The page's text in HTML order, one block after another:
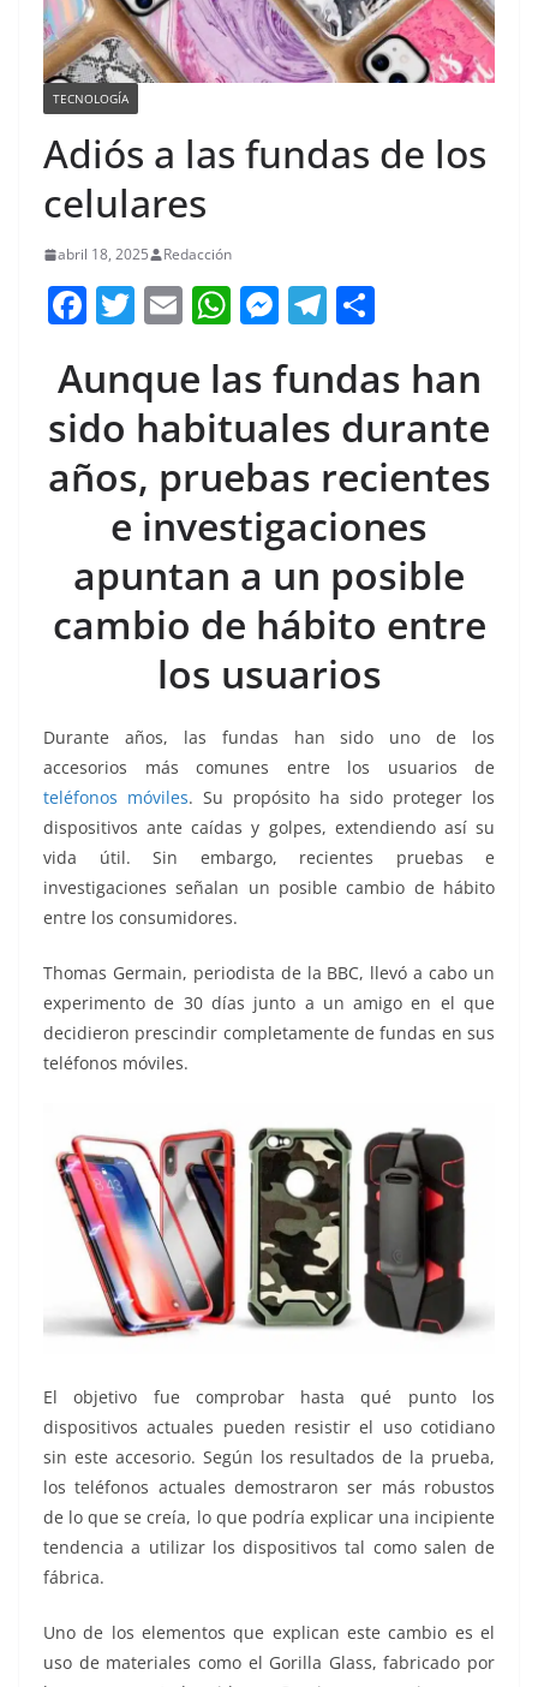
TECNOLOGÍA
Adiós a las fundas de los
celulares
abril 18, 2025 Redacción
F
c
e
b
o
k
T
itt
er
E
ai
l
W
at
s
A
p
p
M
ss
e
n
g
er
T
e
gr
a
m
m
p
ar
tir
Aunque las fundas han
sido habituales durante
años, pruebas recientes
e investigaciones
apuntan a un posible
cambio de hábito entre
los usuarios
Durante años, las fundas han sido uno de los
accesorios más comunes entre los usuarios de
teléfonos móviles. Su propósito ha sido proteger los
dispositivos ante caídas y golpes, extendiendo así su
vida útil. Sin embargo, recientes pruebas e
investigaciones señalan un posible cambio de hábito
entre los consumidores.
Thomas Germain, periodista de la BBC, llevó a cabo un
experimento de 30 días junto a un amigo en el que
decidieron prescindir completamente de fundas en sus
teléfonos móviles.
El objetivo fue comprobar hasta qué punto los
dispositivos actuales pueden resistir el uso cotidiano
sin este accesorio. Según los resultados de la prueba,
los teléfonos actuales demostraron ser más robustos
de lo que se creía, lo que podría explicar una incipiente
tendencia a utilizar los dispositivos tal como salen de
fábrica.
Uno de los elementos que explican este cambio es el
uso de materiales como el Gorilla Glass, fabricado por